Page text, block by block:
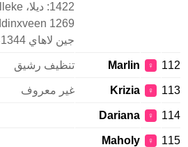
جين لاهاي 1344، الخ.
112
♀
Marlin تنظيف رشيق
113
♀
Krizia غير معروف
114
♀
Dariana
115
♀
Maholy